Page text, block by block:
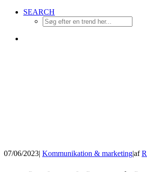
SEARCH
07/06/2023| Kommunikation & marketing|af